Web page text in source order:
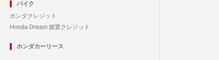
バイク
ホンダクレジット
Honda Dream 据置クレジット
ホンダカーリース